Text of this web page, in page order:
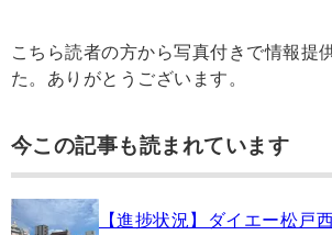
こちら読者の方から写真付きで情報提
た。ありがとうございます。
今この記事も読まれています
【進捗状況】ダイエー松戸